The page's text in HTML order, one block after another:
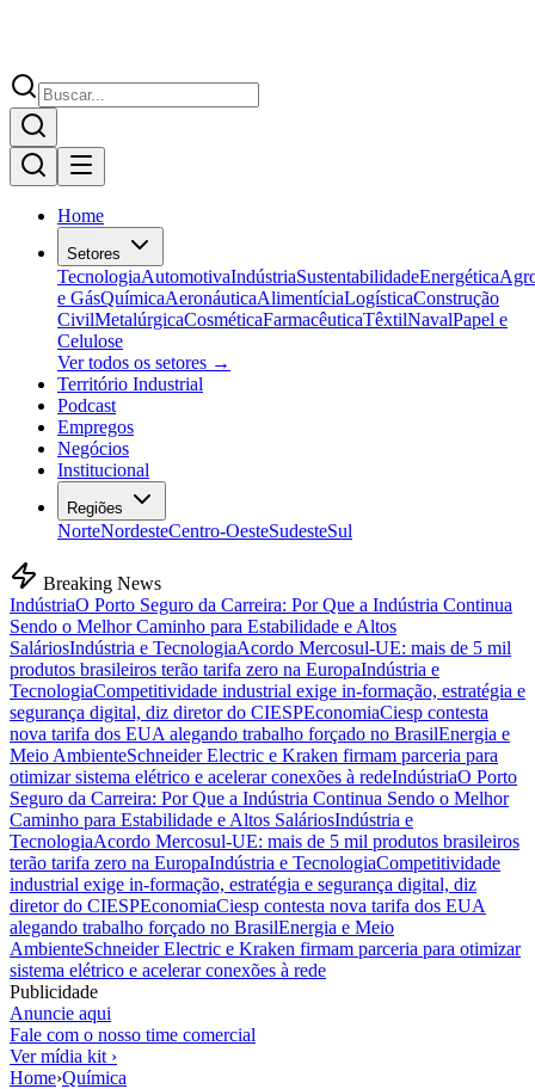
Home
Setores
TecnologiaAutomotivaIndústriaSustentabilidadeEnergética
e GásQuímicaAeronáuticaAlimentíciaLogísticaConstrução
CivilMetalúrgicaCosméticaFarmacêuticaTêxtilNavalPapel e
Celulose
Ver todos os setores →
Território Industrial
Podcast
Empregos
Negócios
Institucional
Regiões
NorteNordesteCentro-OesteSudesteSul
Breaking News
IndústriaO Porto Seguro da Carreira: Por Que a Indústria Continua
Sendo o Melhor Caminho para Estabilidade e Altos
SaláriosIndústria e TecnologiaAcordo Mercosul-UE: mais de 5 mil
produtos brasileiros terão tarifa zero na EuropaIndústria e
TecnologiaCompetitividade industrial exige in-formação, estratégia e
segurança digital, diz diretor do CIESPEconomiaCiesp contesta
nova tarifa dos EUA alegando trabalho forçado no BrasilEnergia e
Meio AmbienteSchneider Electric e Kraken firmam parceria para
otimizar sistema elétrico e acelerar conexões à redeIndústriaO Porto
Seguro da Carreira: Por Que a Indústria Continua Sendo o Melhor
Caminho para Estabilidade e Altos SaláriosIndústria e
TecnologiaAcordo Mercosul-UE: mais de 5 mil produtos brasileiros
terão tarifa zero na EuropaIndústria e TecnologiaCompetitividade
industrial exige in-formação, estratégia e segurança digital, diz
diretor do CIESPEconomiaCiesp contesta nova tarifa dos EUA
alegando trabalho forçado no BrasilEnergia e Meio
AmbienteSchneider Electric e Kraken firmam parceria para otimizar
sistema elétrico e acelerar conexões à rede
Publicidade
Anuncie aqui
Fale com o nosso time comercial
Ver mídia kit ›
Home›Química